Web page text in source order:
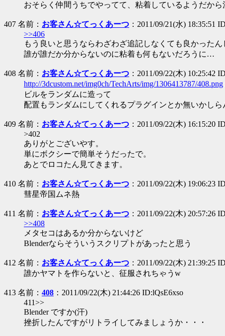
おそらく仲間うちでやってて、粘着しているようだから
407 名前： お客さん☆てっくあーつ ：2011/09/21(水) 18:35:51
>>406
もう良いと思うならわざわざ追記しなくても良かったん
誰が誰だか分からないのに粘着も何もないだろうに…
408 名前： お客さん☆てっくあーつ ：2011/09/22(木) 10:25:42
http://3dcustom.net/img0ch/TechArts/img/1306413787/408.png
ビルをランダムに造って
配置もランダムにしてくれるプラグインとか無いかしら
409 名前： お客さん☆てっくあーつ ：2011/09/22(木) 16:15:20
>402
ありがとございやす。
単にボクシーで簡単そうだったで。
あとでロコたん見てきます。
410 名前： お客さん☆てっくあーつ ：2011/09/22(木) 19:06:23
彗星帝国ムネ熱
411 名前： お客さん☆てっくあーつ ：2011/09/22(木) 20:57:26
>>408
メタセコはあるか分からないけど
Blenderならそういうスクリプトがあったと思う
412 名前： お客さん☆てっくあーつ ：2011/09/22(木) 21:39:25
誰かヤマトを作らないと、征服されちゃうw
413 名前： 408 ：2011/09/22(木) 21:44:26 ID:lQsE6xso
411>>
Blender ですか(汗)
挫折したんですがリトライしてみましょうか・・・